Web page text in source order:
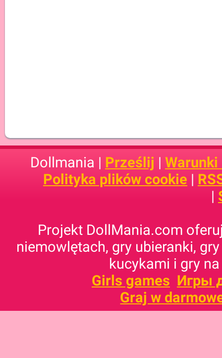
Dollmania | Prześlij |
Polityka plików cookie |
|
Projekt DollMania.com
niemowlętach, gry ubieranki,
kucykami i gry
Girls games Игры
Graj w